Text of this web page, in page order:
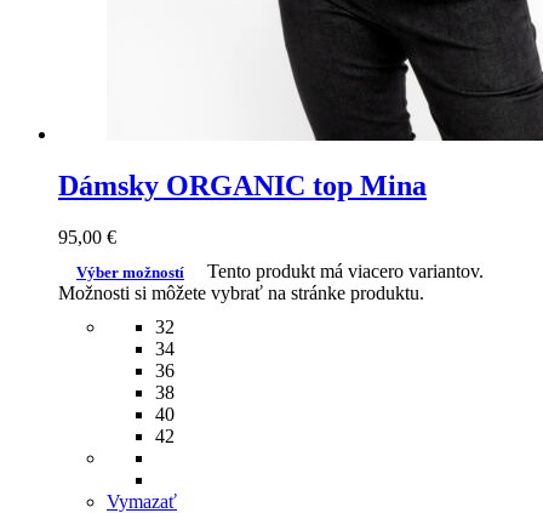
Dámsky ORGANIC top Mina
95,00 €
Výber možností
Tento produkt má viacero variantov.
Možnosti si môžete vybrať na stránke produktu.
32
34
36
38
40
42
Vymazať